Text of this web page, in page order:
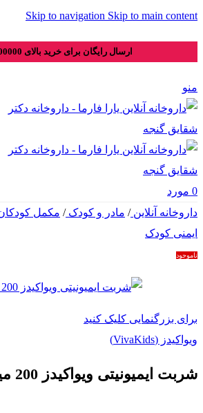
Skip to navigation Skip to main content
ارسال رایگان برای خرید بالای 4000000 تومان
منو
0 مورد
داروخانه آنلاین/ مادر و کودک/ مکمل
ایمنی کودک
ناموجود
برای بزرگنمایی کلیک کنید
ویواکیدز (VivaKids)
شربت ایمیونیتی ویواکیدز 200 میلی لیتر